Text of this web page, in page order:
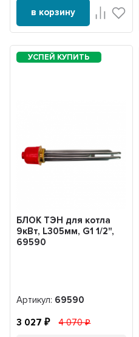
в корзину
БЛОК ТЭН для котла
9кВт, L305мм, G1 1/2",
69590
Артикул: 69590
3 027 4 070